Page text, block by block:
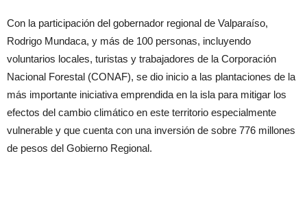
Con la participación del gobernador regional de Valparaíso,
Rodrigo Mundaca, y más de 100 personas, incluyendo
voluntarios locales, turistas y trabajadores de la Corporación
Nacional Forestal (CONAF), se dio inicio a las plantaciones de la
más importante iniciativa emprendida en la isla para mitigar los
efectos del cambio climático en este territorio especialmente
vulnerable y que cuenta con una inversión de sobre 776 millones
de pesos del Gobierno Regional.